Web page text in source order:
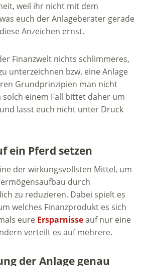
weil ihr nicht mit dem
euch der Anlageberater gerade
Anzeichen ernst.
Finanzwelt nichts schlimmeres,
unterzeichnen bzw. eine Anlage
Grundprinzipien man nicht
einem Fall bittet daher um
lasst euch nicht unter Druck
ein Pferd setzen
der wirkungsvollsten Mittel, um
durch
zu reduzieren. Dabei spielt es
welches Finanzprodukt es sich
eure Ersparnisseauf nur eine
verteilt es auf mehrere.
der Anlage genau